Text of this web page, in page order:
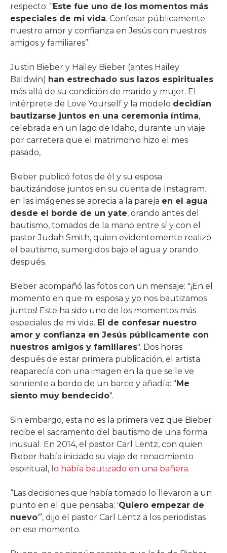
respecto: “Este fue uno de los momentos más
especiales de mi vida. Confesar públicamente
nuestro amor y confianza en Jesús con nuestros
amigos y familiares”.
Justin Bieber y Hailey Bieber (antes Hailey
Baldwin) han estrechado sus lazos espirituales
más allá de su condición de marido y mujer. El
intérprete de Love Yourself y la modelo decidían
bautizarse juntos en una ceremonia íntima,
celebrada en un lago de Idaho, durante un viaje
por carretera que el matrimonio hizo el mes
pasado,
Bieber publicó fotos de él y su esposa
bautizándose juntos en su cuenta de Instagram.
en las imágenes se aprecia a la pareja en el agua
desde el borde de un yate, orando antes del
bautismo, tomados de la mano entre sí y con el
pastor Judah Smith, quien evidentemente realizó
el bautismo, sumergidos bajo el agua y orando
después.
Bieber acompañó las fotos con un mensaje: "¡En el
momento en que mi esposa y yo nos bautizamos
juntos! Este ha sido uno de los momentos más
especiales de mi vida. El de confesar nuestro
amor y confianza en Jesús públicamente con
nuestros amigos y familiares". Dos horas
después de estar primera publicación, el artista
reaparecía con una imagen en la que se le ve
sonriente a bordo de un barco y añadía: "Me
siento muy bendecido".
Sin embargo, esta no es la primera vez que Bieber
recibe el sacramento del bautismo de una forma
inusual. En 2014, el pastor Carl Lentz, con quien
Bieber había iniciado su viaje de renacimiento
espiritual, lo había bautizado en una bañera.
“Las decisiones que había tomado lo llevaron a un
punto en el que pensaba: 'Quiero empezar de
nuevo'”, dijo el pastor Carl Lentz a los periodistas
en ese momento.